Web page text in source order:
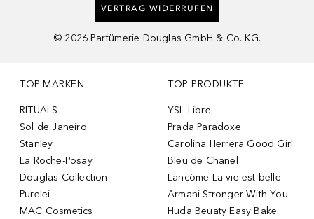
VERTRAG WIDERRUFEN
© 2026 Parfümerie Douglas GmbH & Co. KG.
TOP-MARKEN
RITUALS
Sol de Janeiro
Stanley
La Roche-Posay
Douglas Collection
Purelei
MAC Cosmetics
TOP PRODUKTE
YSL Libre
Prada Paradoxe
Carolina Herrera Good Girl
Bleu de Chanel
Lancôme La vie est belle
Armani Stronger With You
Huda Beuaty Easy Bake